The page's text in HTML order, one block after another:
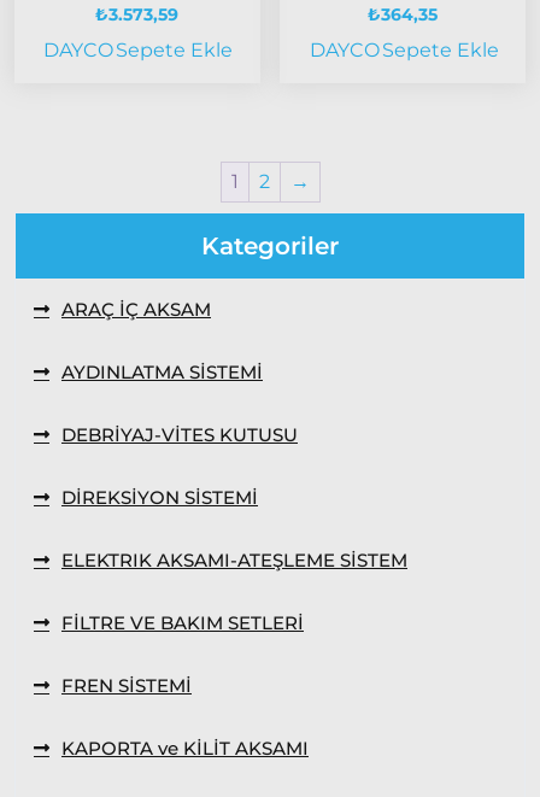
Albea
Bravo
1995-2001
1996-2003
Bravo
2007-2014
Marea
İdea
Punto
Modeller
₺3.573,59
DAYCOSepete Ekle
₺364,35
DAYCOSepete Ekle
1 2 →
Kategoriler
ARAÇ İÇ AKSAM
AYDINLATMA SİSTEMİ
DEBRİYAJ-VİTES KUTUSU
DİREKSİYON SİSTEMİ
ELEKTRIK AKSAMI-ATEŞLEME SİSTEM
FİLTRE VE BAKIM SETLERİ
FREN SİSTEMİ
KAPORTA ve KİLİT AKSAMI